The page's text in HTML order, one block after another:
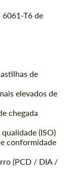
6061-T6 de
de
elevados de
chegada
(ISO)
conformidade
(PCD / DIA /